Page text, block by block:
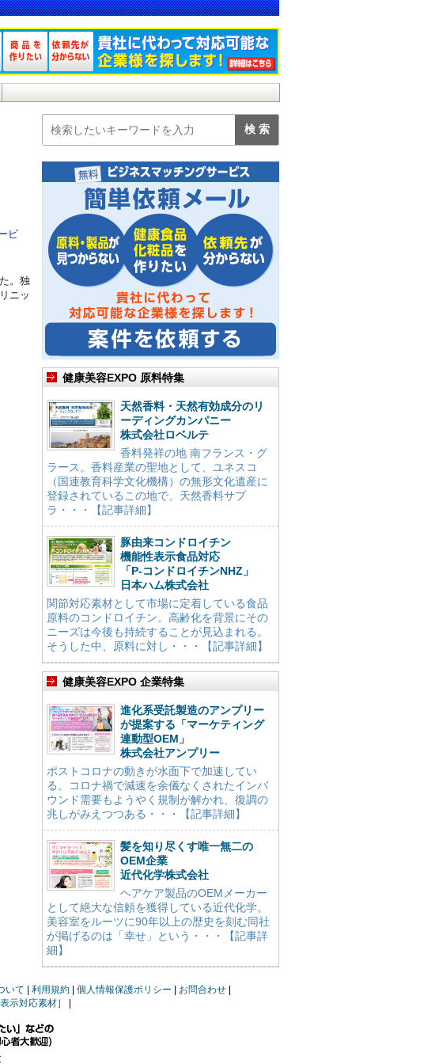
ビ
。独
ニッ
健康美容EXPO 原料特集
天然香料・天然有効成分のリ
ーディングカンパニー
株式会社ロベルテ
香料発祥の地 南フランス・グ
ラース。香料産業の聖地として、ユネスコ
（国連教育科学文化機構）の無形文化遺産に
登録されているこの地で、天然香料サプ
ラ・・・【記事詳細】
豚由来コンドロイチン
機能性表示食品対応
「P-コンドロイチンNHZ」
日本ハム株式会社
関節対応素材として市場に定着している食品
原料のコンドロイチン。高齢化を背景にその
ニーズは今後も持続することが見込まれる。
そうした中、原料に対し・・・【記事詳細】
健康美容EXPO 企業特集
進化系受託製造のアンプリー
が提案する「マーケティング
連動型OEM」
株式会社アンプリー
ポストコロナの動きが水面下で加速してい
る。コロナ禍で減速を余儀なくされたインバ
ウンド需要もようやく規制が解かれ、復調の
兆しがみえつつある・・・【記事詳細】
髪を知り尽くす唯一無二の
OEM企業
近代化学株式会社
ヘアケア製品のOEMメーカー
として絶大な信頼を獲得している近代化学。
美容室をルーツに90年以上の歴史を刻む同社
が掲げるのは「幸せ」という・・・【記事詳
細】
いて 利用規約 個人情報保護ポリシー
お問合わせ
示対応素材］